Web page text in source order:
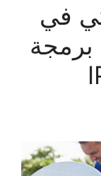
في
القرين 69622724 برمجة